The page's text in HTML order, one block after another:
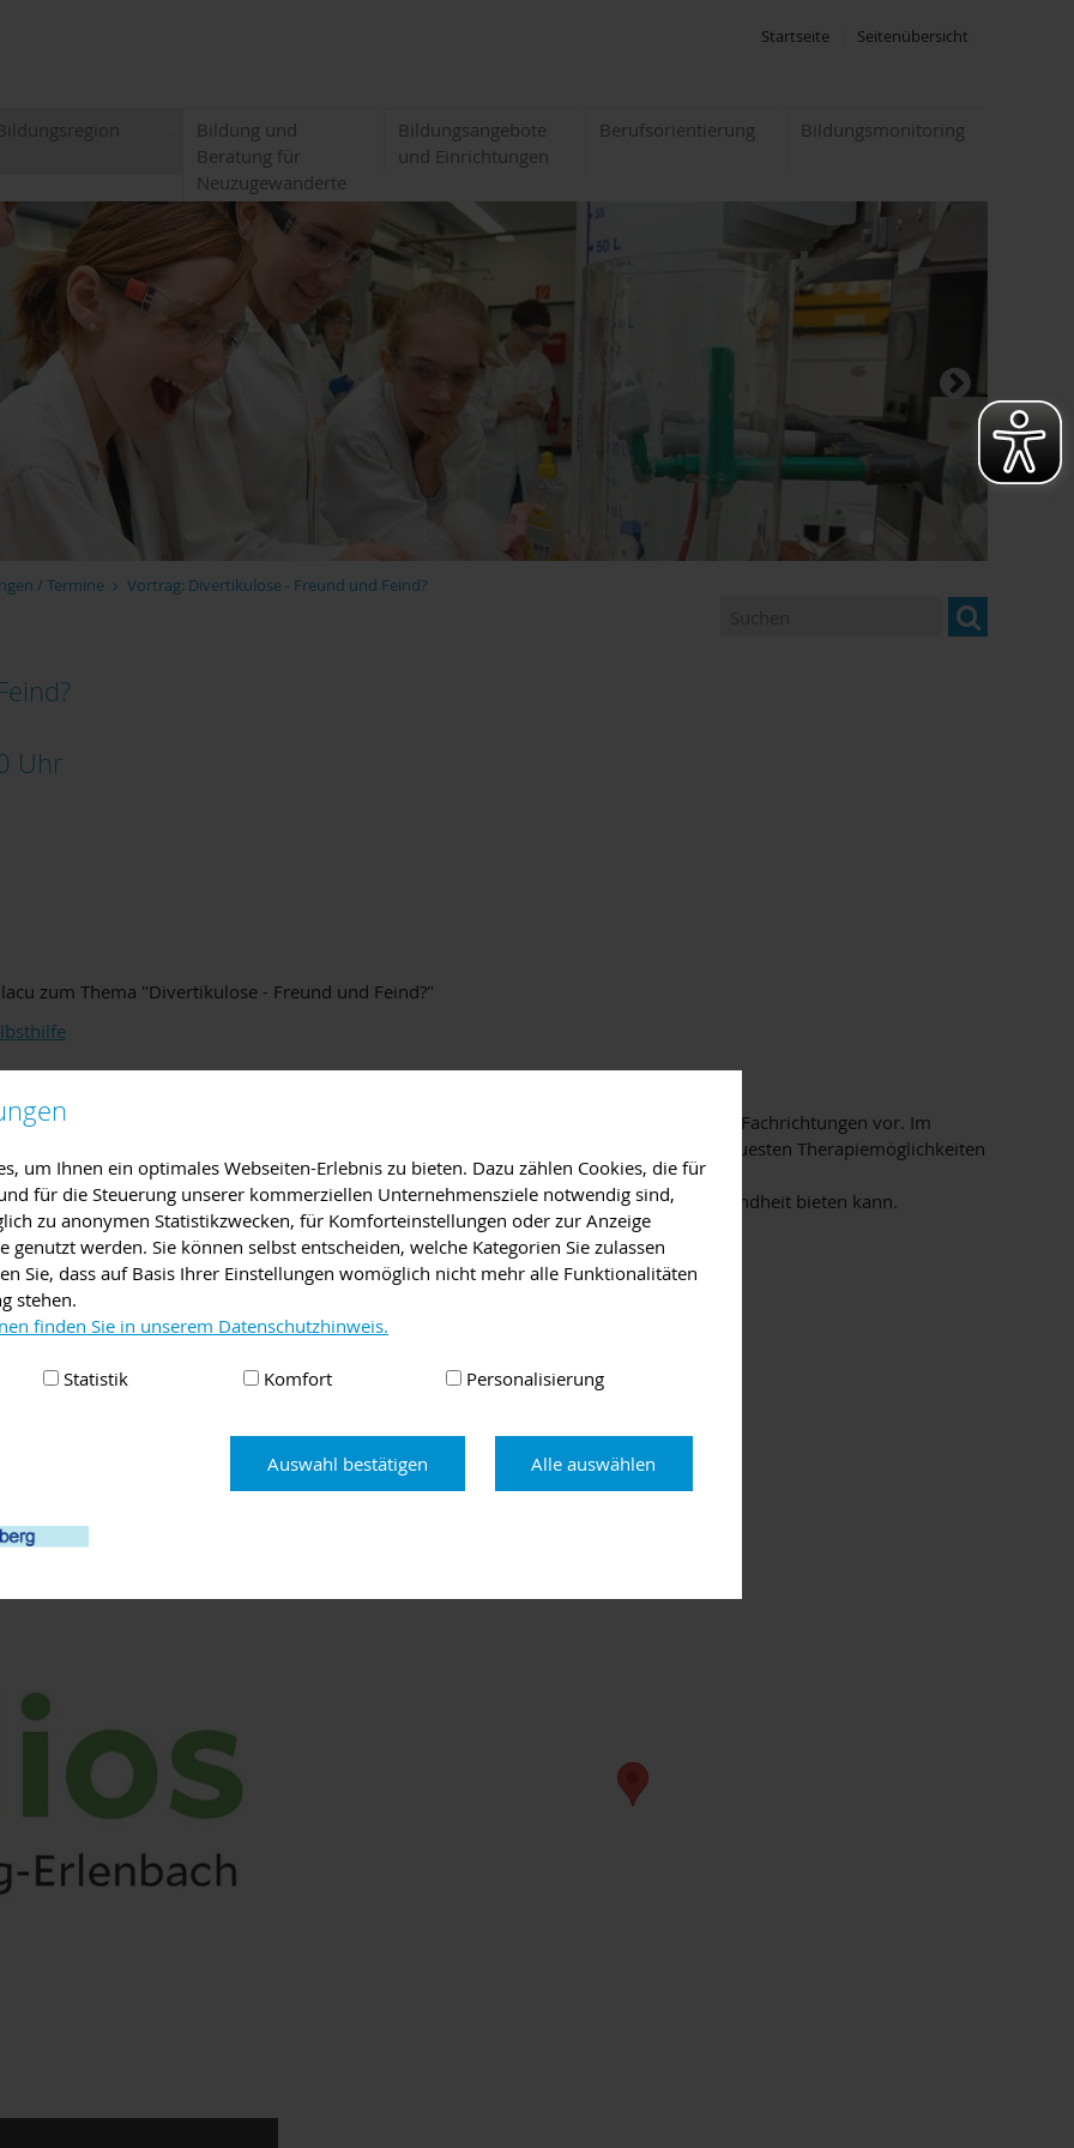
um Ihnen ein optimales Webseiten-Erlebnis zu bieten. Dazu zählen Cookies, die für
für die Steuerung unserer kommerziellen Unternehmensziele notwendig sind,
zu anonymen Statistikzwecken, für Komforteinstellungen oder zur Anzeige
genutzt werden. Sie können selbst entscheiden, welche Kategorien Sie zulassen
Sie, dass auf Basis Ihrer Einstellungen womöglich nicht mehr alle Funktionalitäten
stehen.
finden Sie in unserem Datenschutzhinweis.
Statistik Komfort Personalisierung
Auswahl bestätigen Alle auswählen
Startseite Seitenübersicht
Bildung und
Beratung für
Neuzugewanderte
Bildungsangebote
und Einrichtungen
Berufsorientierung Bildungsmonitoring
/ Termine Vortrag: Divertikulose - Freund und Feind?
Uhr
zum Thema "Divertikulose - Freund und Feind?"
regelmäßig medizinische Erkenntnisse und spannende Themen aus verschiedenen Fachrichtungen vor. Im
über Ursachen und Behandlungsmöglichkeiten von Erkrankungen, stellen die neuesten Therapiemöglichkeiten
Früherkennungsmaßnahmen auf.
Halbjahr 2019 Ihnen wieder interessante und hilfreiche Impulse rund um Ihre Gesundheit bieten kann.
Fachkenntnisse sind nicht erforderlich.
Fragen im Anschluss an den Vortrag direkt mit dem Referenten zu klären.
Multifunktionsraum im Erdgeschoss statt.
finden Sie